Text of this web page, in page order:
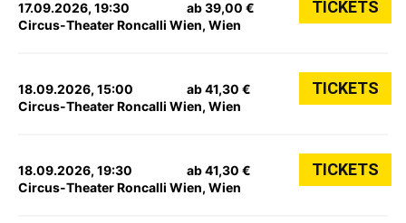
17.09.2026, 19:30
Circus-Theater Roncalli Wien, Wien
ab 39,00 € TICKETS
18.09.2026, 15:00
Circus-Theater Roncalli Wien, Wien
ab 41,30 € TICKETS
18.09.2026, 19:30
Circus-Theater Roncalli Wien, Wien
ab 41,30 € TICKETS